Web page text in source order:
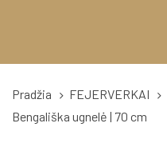
Pradžia FEJERVERKAI
Bengališka ugnelė | 70 cm